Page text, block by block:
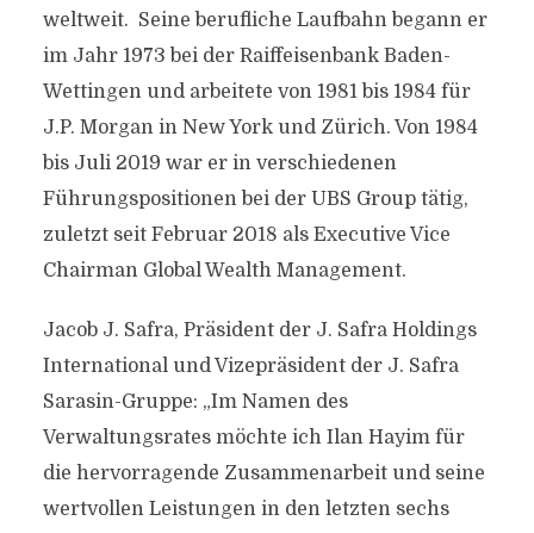
weltweit. Seine berufliche Laufbahn begann er
im Jahr 1973 bei der Raiffeisenbank Baden-
Wettingen und arbeitete von 1981 bis 1984 für
J.P. Morgan in New York und Zürich. Von 1984
bis Juli 2019 war er in verschiedenen
Führungspositionen bei der UBS Group tätig,
zuletzt seit Februar 2018 als Executive Vice
Chairman Global Wealth Management.
Jacob J. Safra, Präsident der J. Safra Holdings
International und Vizepräsident der J. Safra
Sarasin-Gruppe: „Im Namen des
Verwaltungsrates möchte ich Ilan Hayim für
die hervorragende Zusammenarbeit und seine
wertvollen Leistungen in den letzten sechs